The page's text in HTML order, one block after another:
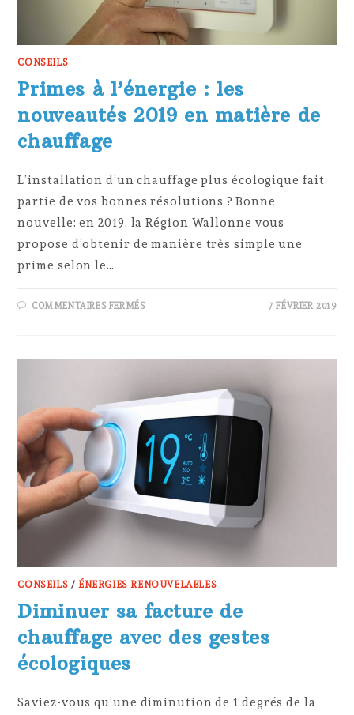
CONSEILS
Primes à l’énergie : les
nouveautés 2019 en matière de
chauffage
L’installation d’un chauffage plus écologique fait
partie de vos bonnes résolutions ? Bonne
nouvelle: en 2019, la Région Wallonne vous
propose d’obtenir de manière très simple une
prime selon le…
COMMENTAIRES FERMÉSSUR
MATIÈRE
CHAUFFAGE
7 FÉVRIER 2019
CONSEILS /ÉNERGIES RENOUVELABLES
Diminuer sa facture de
chauffage avec des gestes
écologiques
Saviez-vous qu’une diminution de 1 degrés de la